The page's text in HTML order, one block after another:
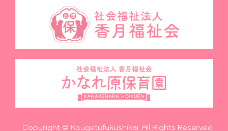
Copyright © Kougetufukushikai. All Rights Reserved